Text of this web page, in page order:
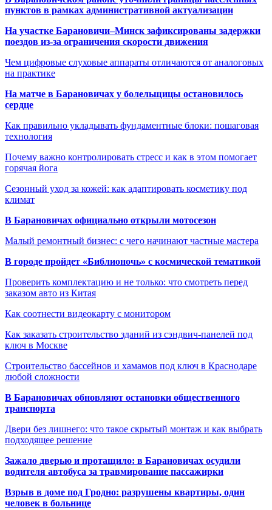
пунктов в рамках административной актуализации
На участке Барановичи–Минск зафиксированы задержки
поездов из-за ограничения скорости движения
Чем цифровые слуховые аппараты отличаются от аналоговых
на практике
На матче в Барановичах у болельщицы остановилось
сердце
Как правильно укладывать фундаментные блоки: пошаговая
технология
Почему важно контролировать стресс и как в этом помогает
горячая йога
Сезонный уход за кожей: как адаптировать косметику под
климат
В Барановичах официально открыли мотосезон
Малый ремонтный бизнес: с чего начинают частные мастера
В городе пройдет «Библионочь» с космической тематикой
Проверить комплектацию и не только: что смотреть перед
заказом авто из Китая
Как соотнести видеокарту с монитором
Как заказать строительство зданий из сэндвич-панелей под
ключ в Москве
Строительство бассейнов и хамамов под ключ в Краснодаре
любой сложности
В Барановичах обновляют остановки общественного
транспорта
Двери без лишнего: что такое скрытый монтаж и как выбрать
подходящее решение
Зажало дверью и протащило: в Барановичах осудили
водителя автобуса за травмирование пассажирки
Взрыв в доме под Гродно: разрушены квартиры, один
человек в больнице